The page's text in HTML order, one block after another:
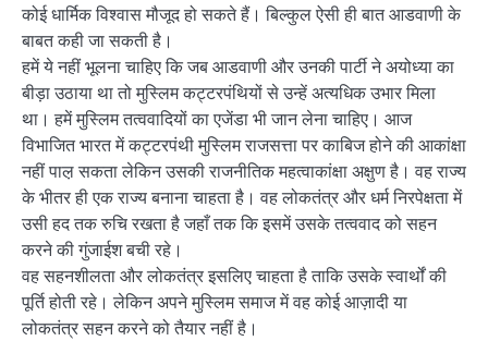
कोई धार्मिक विश्वास मौजूद हो सकते हैं। बिल्कुल ऐसी ही बात आडवाणी के
बाबत कही जा सकती है।
हमें ये नहीं भूलना चाहिए कि जब आडवाणी और उनकी पार्टी ने अयोध्या का
बीड़ा उठाया था तो मुस्लिम कट्टरपंथियों से उन्हें अत्यधिक उभार मिला
था। हमें मुस्लिम तत्ववादियों का एजेंडा भी जान लेना चाहिए। आज
विभाजित भारत में कट्टरपंथी मुस्लिम राजसत्ता पर काबिज होने की आकांक्षा
नहीं पाल़ सकता लेकिन उसकी राजनीतिक महत्वाकांक्षा अक्षुण है। वह राज्य
के भीतर ही एक राज्य बनाना चाहता है। वह लोकतंत्र और धर्म निरपेक्षता में
उसी हद तक रुचि रखता है जहाँ तक कि इसमें उसके तत्ववाद को सहन
करने की गुंजाईश बची रहे।
वह सहनशीलता और लोकतंत्र इसलिए चाहता है ताकि उसके स्वार्थों की
पूर्ति होती रहे। लेकिन अपने मुस्लिम समाज में वह कोई आज़ादी या
लोकतंत्र सहन करने को तैयार नहीं है।